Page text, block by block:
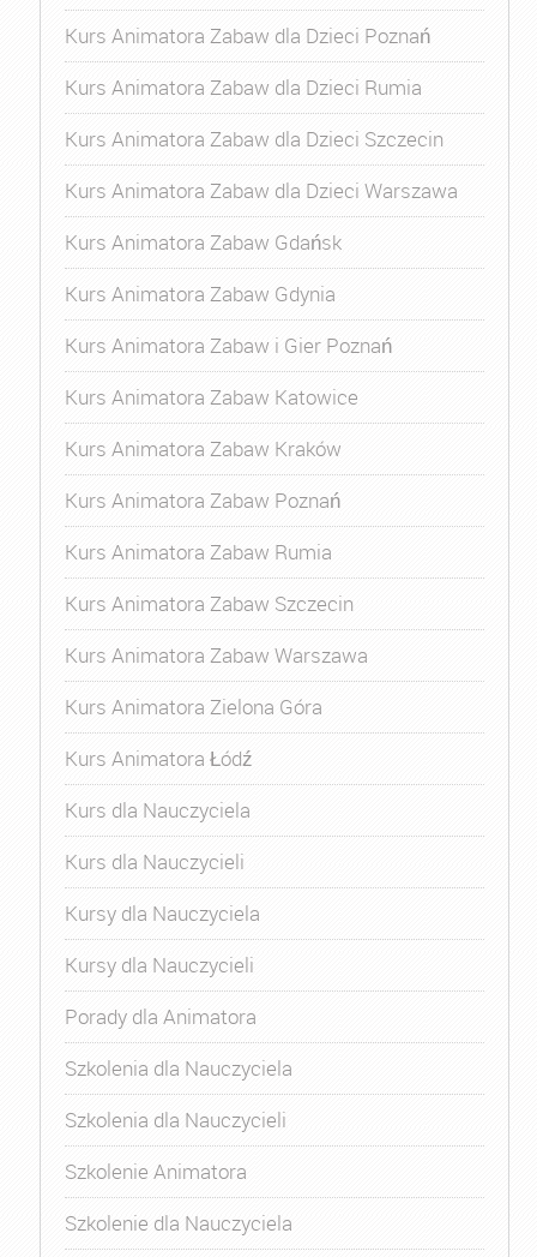
Kurs Animatora Zabaw dla Dzieci Poznań
Kurs Animatora Zabaw dla Dzieci Rumia
Kurs Animatora Zabaw dla Dzieci Szczecin
Kurs Animatora Zabaw dla Dzieci Warszawa
Kurs Animatora Zabaw Gdańsk
Kurs Animatora Zabaw Gdynia
Kurs Animatora Zabaw i Gier Poznań
Kurs Animatora Zabaw Katowice
Kurs Animatora Zabaw Kraków
Kurs Animatora Zabaw Poznań
Kurs Animatora Zabaw Rumia
Kurs Animatora Zabaw Szczecin
Kurs Animatora Zabaw Warszawa
Kurs Animatora Zielona Góra
Kurs Animatora Łódź
Kurs dla Nauczyciela
Kurs dla Nauczycieli
Kursy dla Nauczyciela
Kursy dla Nauczycieli
Porady dla Animatora
Szkolenia dla Nauczyciela
Szkolenia dla Nauczycieli
Szkolenie Animatora
Szkolenie dla Nauczyciela